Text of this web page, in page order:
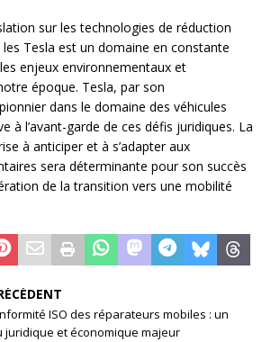
sur les technologies de réduction
Tesla est un domaine en constante
enjeux environnementaux et
époque. Tesla, par son
dans le domaine des véhicules
à l’avant-garde de ces défis juridiques. La
à anticiper et à s’adapter aux
sera déterminante pour son succès
de la transition vers une mobilité
ISO des réparateurs mobiles : un
juridique et économique majeur